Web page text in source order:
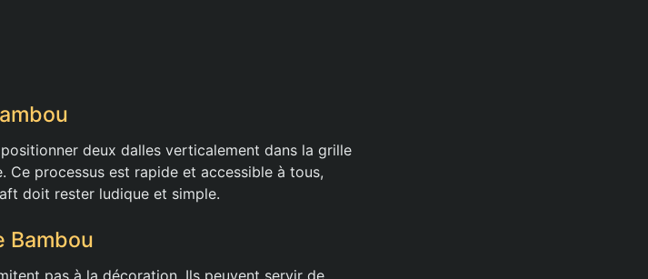
deux dalles verticalement dans la grille
processus est rapide et accessible à tous,
doit rester ludique et simple.
Bambou
pas à la décoration. Ils peuvent servir de